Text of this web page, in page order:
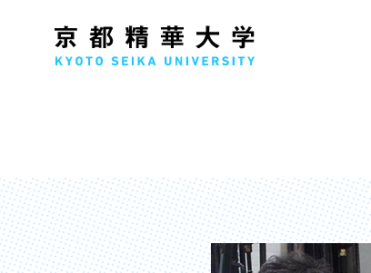
人文学部
歴史コース
文学コース